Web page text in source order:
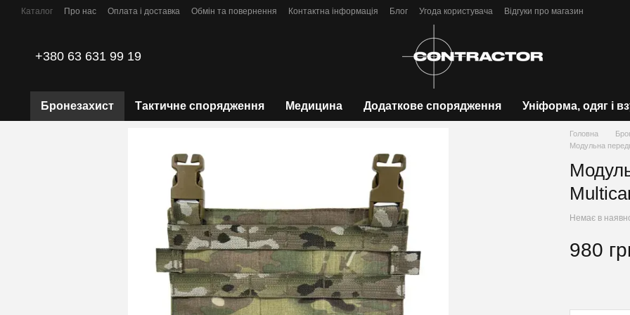
Перейти до основного контенту
Каталог Про нас Оплата і доставка Обмін та повернення Контактна інформація Блог Угода користувача
Відгуки про магазин
+380 63 631 99 19
Бронезахист Тактичне спорядження Медицина Додаткове спорядження Уніформа, одяг і
Головна
Модульна
Немає в
980